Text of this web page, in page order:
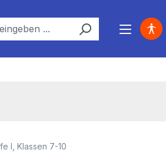
I, Klassen 7-10